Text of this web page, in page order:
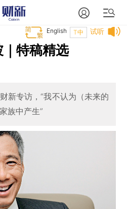
试听
T中
English
特稿精选
新专访，“我不认为（未来的
族中产生”